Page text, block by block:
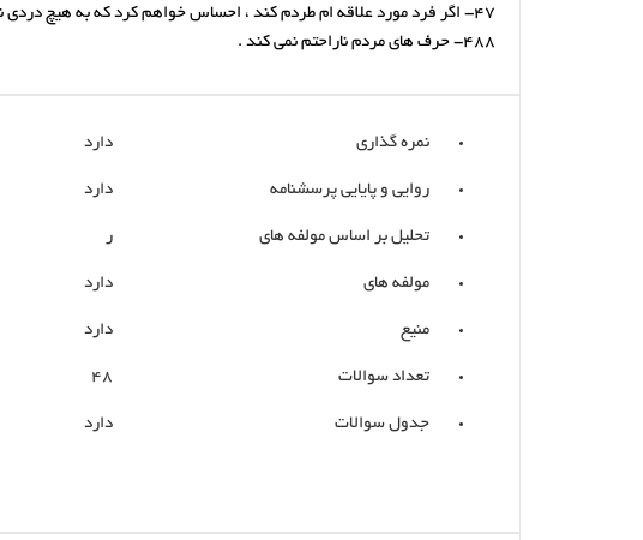
47- اگر فرد مورد علاقه ام طردم کند ، احساس خواهم کرد که به هیچ دردی نمی خورم .
488- حرف های مردم ناراحتم نمی کند .
نمره گذاری دارد
روایی و پایایی پرسشنامه دارد
تحلیل بر اساس مولفه های ر
مولفه های دارد
منیع دارد
تعداد سوالات 48
جدول سوالات دارد